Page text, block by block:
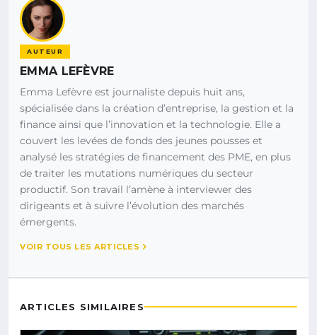
AUTEUR
EMMA LEFÈVRE
Emma Lefèvre est journaliste depuis huit ans,
spécialisée dans la création d’entreprise, la gestion et la
finance ainsi que l’innovation et la technologie. Elle a
couvert les levées de fonds des jeunes pousses et
analysé les stratégies de financement des PME, en plus
de traiter les mutations numériques du secteur
productif. Son travail l’amène à interviewer des
dirigeants et à suivre l’évolution des marchés
émergents.
VOIR TOUS LES ARTICLES
ARTICLES SIMILAIRES